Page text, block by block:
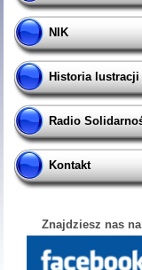
NIK
Historia lustracji
Radio
Kontakt
Znajdziesz nas